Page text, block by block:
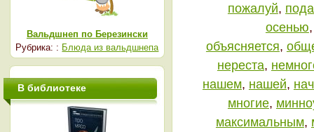
пожалуй,
осенью
объясняется,
нереста,
нашем, нашей,
многие,
максимальным,
Вальдшнеп по Березински
Рубрика: : Блюда из вальдшнепа
В библиотеке